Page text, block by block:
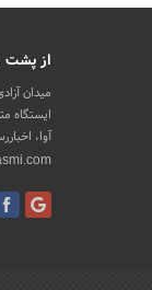
از پشت
میدان
ایستگاه
آوا،